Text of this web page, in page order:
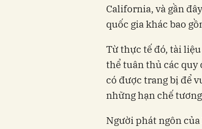
California, và gần
quốc gia khác bao
Từ thực tế đó, tài
thể tuân thủ các quy
có được trang bị để
những hạn chế
Người phát ngôn